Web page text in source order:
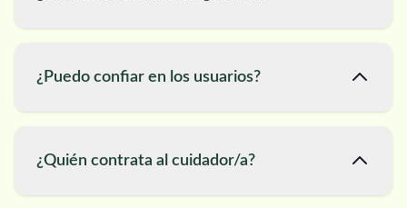
¿Puedo confiar en los usuarios?
¿Quién contrata al cuidador/a?